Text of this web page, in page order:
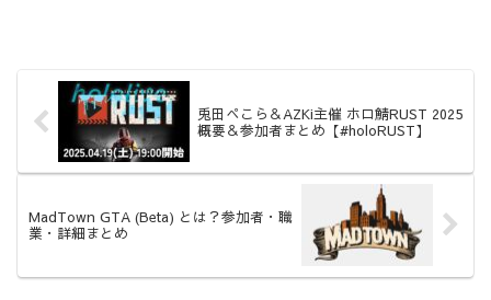
兎田ぺこら＆AZKi主催 ホロ鯖RUST 2025
概要＆参加者まとめ【#holoRUST】
MadTown GTA (Beta) とは？参加者・職
業・詳細まとめ